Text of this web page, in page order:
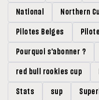
National Northern
Pilotes Belges
Pourquoi s'abonner ?
red bull rookies cup
Stats sup